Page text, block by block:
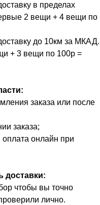
в пределах
2 вещи + 4 вещи по
до 10км за МКАД.
+ 3 вещи по 100р =
заказа или после
заказа;
онлайн при
доставки:
чтобы вы точно
лично.